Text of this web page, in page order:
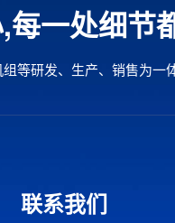
一处细节
等研发、生产、销售为一
联系我们